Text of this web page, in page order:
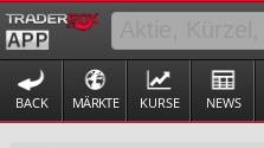
BACK MÄRKTE KURSE NEWS